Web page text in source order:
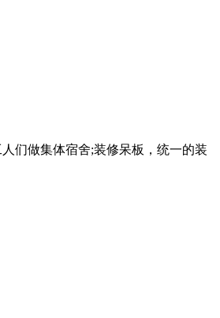
们做集体宿舍;装修呆板，统一的装